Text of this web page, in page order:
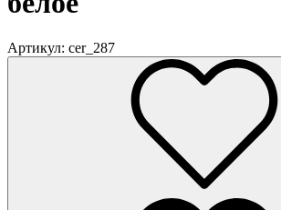
Артикул: cer_287